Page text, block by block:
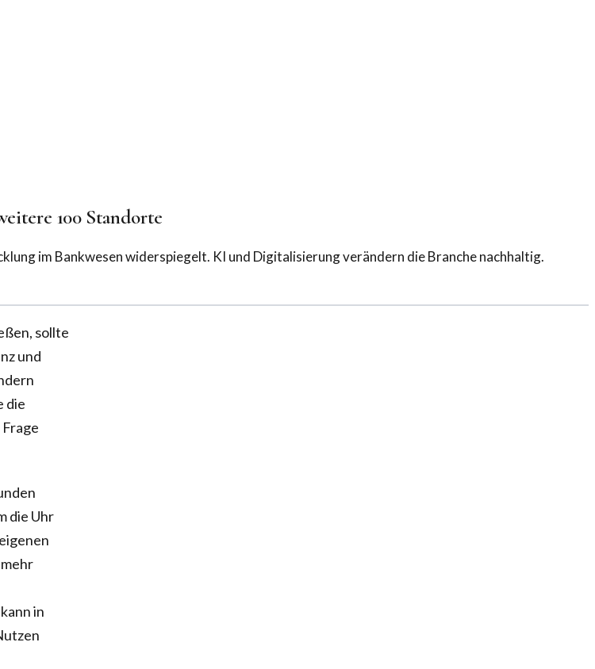
100 Standorte
im Bankwesen widerspiegelt. KI und Digitalisierung verändern die Branche nachhaltig.
sollte
und
die
die Uhr
in